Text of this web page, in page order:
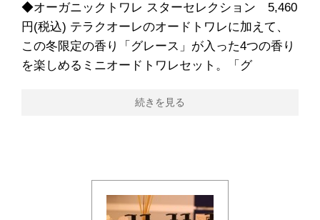
◆オーガニックトワレ スターセレクション 5,460
円(税込) テラクオーレのオードトワレに加えて、
この冬限定の香り「グレース」が入った4つの香り
を楽しめるミニオードトワレセット。「グ
続きを見る